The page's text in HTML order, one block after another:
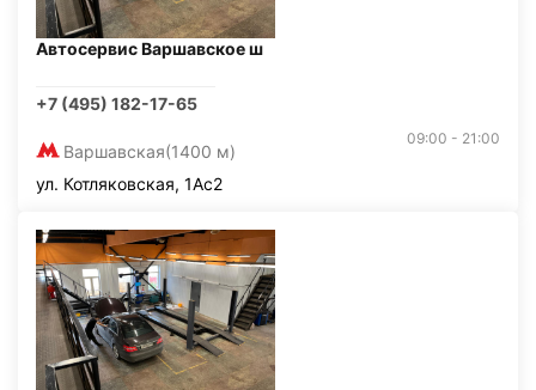
Автосервис Варшавское ш
+7 (495) 182-17-65
Варшавская(1400 м)
09:00 - 21:00
ул. Котляковская, 1Ас2